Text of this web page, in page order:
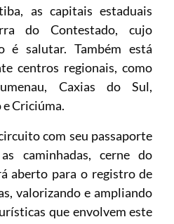
as capitais estaduais
do Contestado, cujo
é salutar. Também está
centros regionais, como
Caxias do Sul,
e Criciúma.
com seu passaporte
caminhadas, cerne do
aberto para o registro de
valorizando e ampliando
que envolvem este